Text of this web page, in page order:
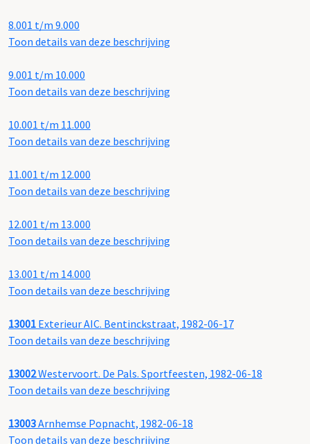
8.001 t/m 9.000
Toon details van deze beschrijving
9.001 t/m 10.000
Toon details van deze beschrijving
10.001 t/m 11.000
Toon details van deze beschrijving
11.001 t/m 12.000
Toon details van deze beschrijving
12.001 t/m 13.000
Toon details van deze beschrijving
13.001 t/m 14.000
Toon details van deze beschrijving
13001 Exterieur AIC. Bentinckstraat, 1982-06-17
Toon details van deze beschrijving
13002Westervoort. De Pals. Sportfeesten, 1982-06-18
Toon details van deze beschrijving
13003Arnhemse Popnacht, 1982-06-18
Toon details van deze beschrijving